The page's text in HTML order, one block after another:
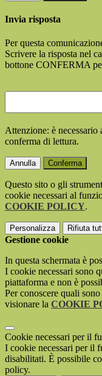
Invia risposta
Per questa
Scrivere la risposta nel
bottone CONFERMA
Attenzione: è necessario
conferma di lettura.
Annulla Conferma
Questo sito o gli
cookie necessari al
COOKIE POLICY.
Personalizza Rifiuta
Gestione cookie
In questa schermata è
I cookie necessari sono
piattaforma e non è
Per conoscere quali
visionare la COOKIE
Cookie necessari per il
I cookie necessari per il
disabilitati. È possibile
policy.